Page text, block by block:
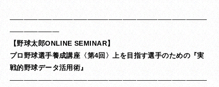
――――――――――――――――――――――――――――
―――――――
【野球太郎ONLINE SEMINAR】
プロ野球選手養成講座〈第4回〉
上を目指す選手のための『実
戦的野球データ活用術』
――――――――――――――――――――――――――――